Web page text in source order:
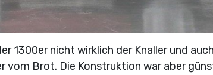
1300er nicht wirklich der Knaller und
vom Brot. Die Konstruktion war aber